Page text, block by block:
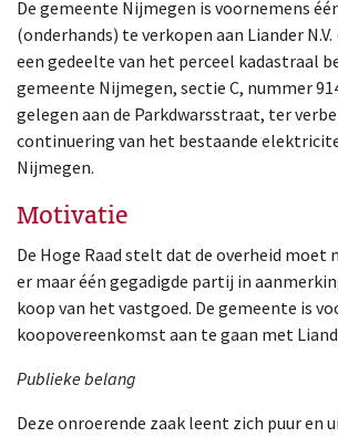
De gemeente Nijmegen is voornemens
(onderhands) te verkopen aan Liander
een gedeelte van het perceel kadastraal
gemeente Nijmegen, sectie C, nummer
gelegen aan de Parkdwarsstraat, ter
continuering van het bestaande
Nijmegen.
Motivatie
De Hoge Raad stelt dat de overheid moet
er maar één gegadigde partij in
koop van het vastgoed. De gemeente is
koopovereenkomst aan te gaan met
Publieke belang
Deze onroerende zaak leent zich puur en